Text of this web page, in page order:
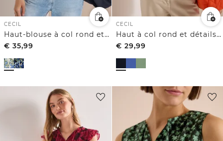
CECIL
Haut-blouse à col rond et imprimé
€ 35,99
CECIL
Haut à col rond et détails côtelés
€ 29,99